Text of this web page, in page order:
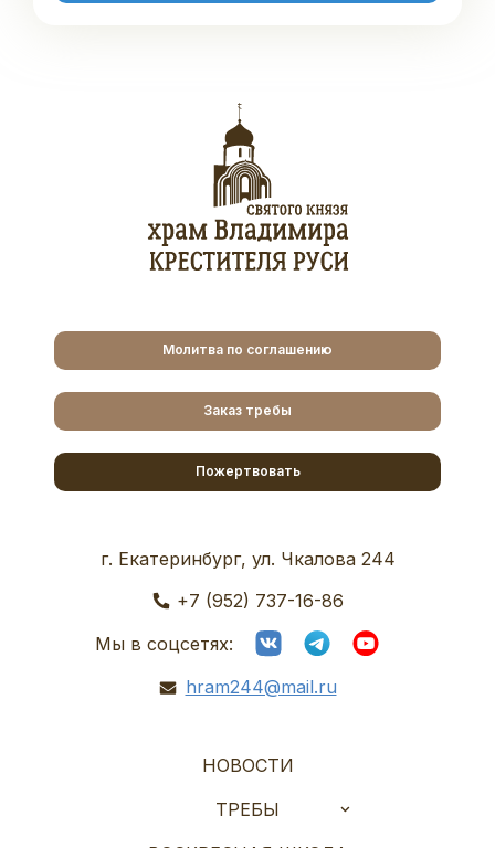
Молитва по соглашению
Заказ требы
Пожертвовать
г. Екатеринбург, ул. Чкалова 244
+7 (952) 737-16-86
Мы в соцсетях:
hram244@mail.ru
НОВОСТИ
ТРЕБЫ